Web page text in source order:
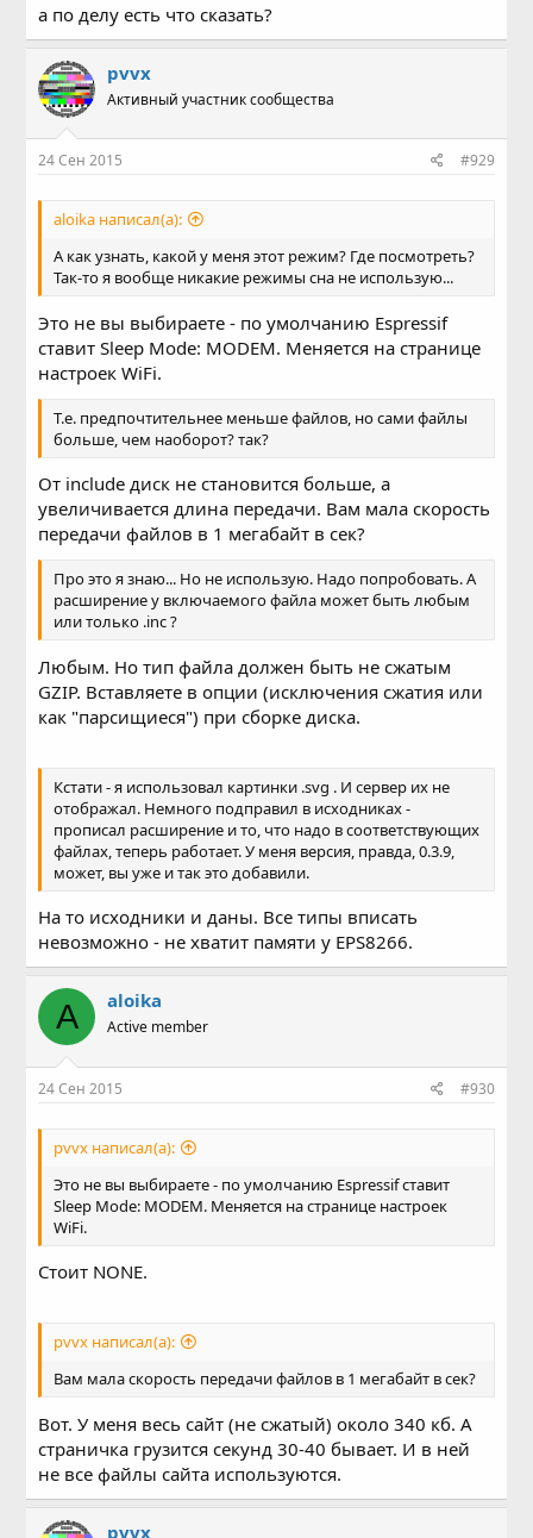
а по делу есть что сказать?
pvvx
Активный участник сообщества
24 Сен 2015 #929
aloika написал(а):
А как узнать, какой у меня этот режим? Где посмотреть?
Так-то я вообще никакие режимы сна не использую...
Это не вы выбираете - по умолчанию Espressif
ставит Sleep Mode: MODEM. Меняется на странице
настроек WiFi.
Т.е. предпочтительнее меньше файлов, но сами файлы
больше, чем наоборот? так?
От include диск не становится больше, а
увеличивается длина передачи. Вам мала скорость
передачи файлов в 1 мегабайт в сек?
Про это я знаю... Но не использую. Надо попробовать. А
расширение у включаемого файла может быть любым
или только .inc ?
Любым. Но тип файла должен быть не сжатым
GZIP. Вставляете в опции (исключения сжатия или
как "парсищиеся") при сборке диска.
Кстати - я использовал картинки .svg . И сервер их не
отображал. Немного подправил в исходниках -
прописал расширение и то, что надо в соответствующих
файлах, теперь работает. У меня версия, правда, 0.3.9,
может, вы уже и так это добавили.
На то исходники и даны. Все типы вписать
невозможно - не хватит памяти у EPS8266.
A aloika
Active member
24 Сен 2015 #930
pvvx написал(а):
Это не вы выбираете - по умолчанию Espressif ставит
Sleep Mode: MODEM. Меняется на странице настроек
WiFi.
Стоит NONE.
pvvx написал(а):
Вам мала скорость передачи файлов в 1 мегабайт в сек?
Вот. У меня весь сайт (не сжатый) около 340 кб. А
страничка грузится секунд 30-40 бывает. И в ней
не все файлы сайта используются.
pvvx